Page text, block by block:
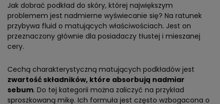
Jak dobrać podkład do skóry, której największym
problemem jest nadmierne wyświecanie się? Na ratunek
przybywa fluid o matujących właściwościach. Jest on
przeznaczony głównie dla posiadaczy tłustej i mieszanej
cery.
Cechą charakterystyczną matujących podkładów jest
zwartość składników, które absorbują nadmiar
sebum. Do tej kategorii można zaliczyć na przykład
sproszkowaną mikę. Ich formuła jest często wzbogacona o